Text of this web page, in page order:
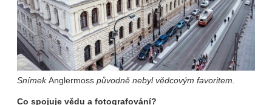
SnímekAnglermoss původně nebyl vědcovým favoritem.
Co spojuje vědu a fotografování?